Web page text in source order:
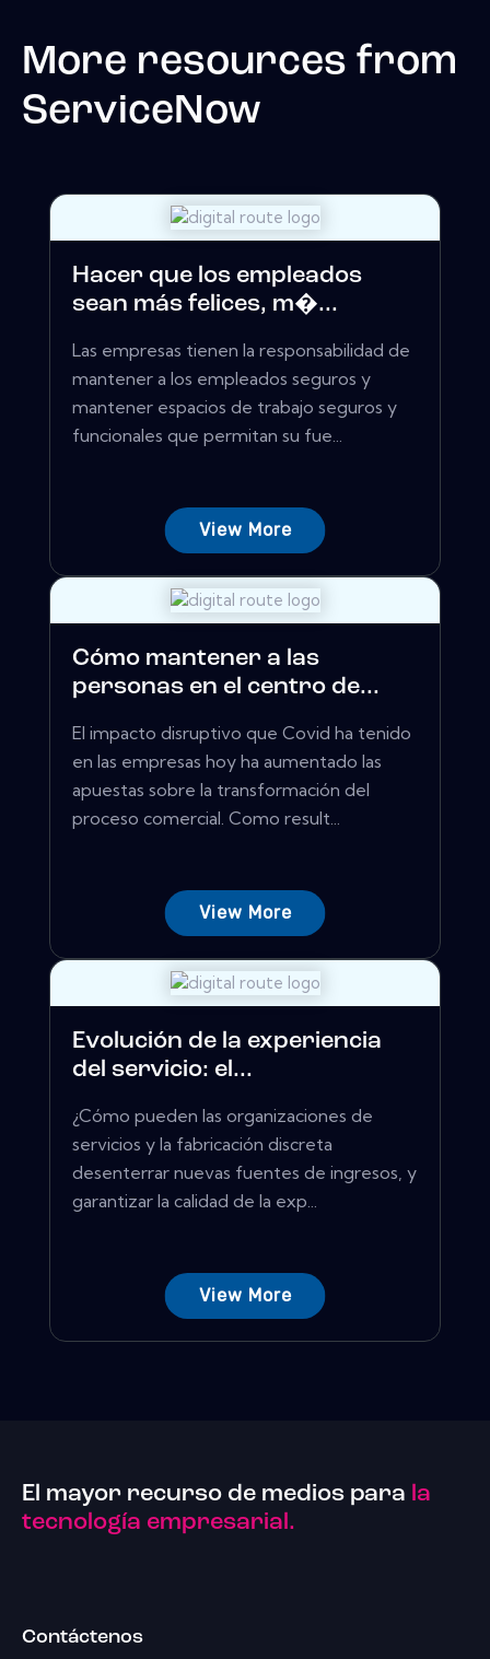
More resources from
ServiceNow
Hacer que los empleados
sean más felices, m�...
Las empresas tienen la responsabilidad de
mantener a los empleados seguros y
mantener espacios de trabajo seguros y
funcionales que permitan su fue...
View More
Cómo mantener a las
personas en el centro de...
El impacto disruptivo que Covid ha tenido
en las empresas hoy ha aumentado las
apuestas sobre la transformación del
proceso comercial. Como result...
View More
Evolución de la experiencia
del servicio: el...
¿Cómo pueden las organizaciones de
servicios y la fabricación discreta
desenterrar nuevas fuentes de ingresos, y
garantizar la calidad de la exp...
View More
El mayor recurso de medios para la
tecnología empresarial.
Contáctenos